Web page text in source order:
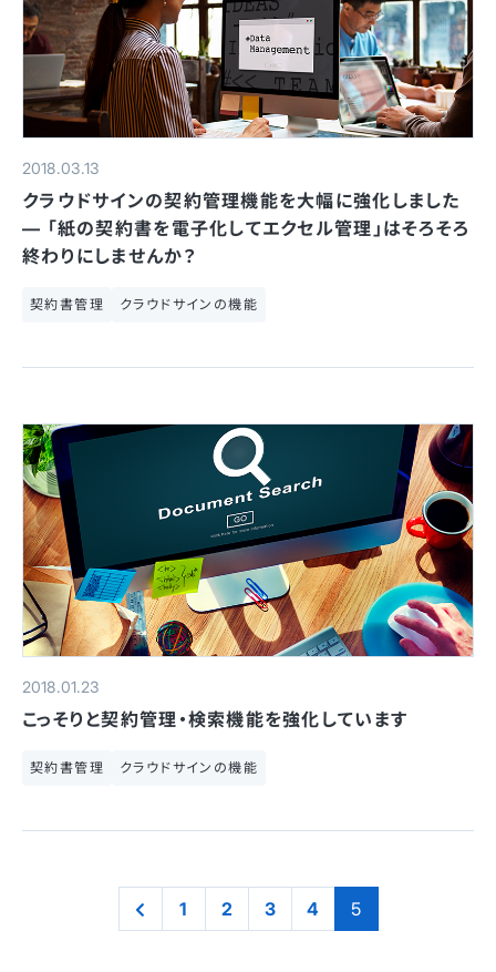
2018.03.13
クラウドサインの契約管理機能を大幅に強化しました
— 「紙の契約書を電子化してエクセル管理」はそろそろ
終わりにしませんか？
契約書管理 クラウドサインの機能
2018.01.23
こっそりと契約管理・検索機能を強化しています
契約書管理 クラウドサインの機能
1 2 3 4 5